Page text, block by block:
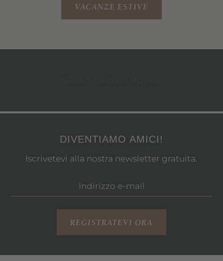
VACANZE ESTIVE
DIVENTIAMO AMICI!
Iscrivetevi alla nostra newsletter gratuita.
REGISTRATEVI ORA